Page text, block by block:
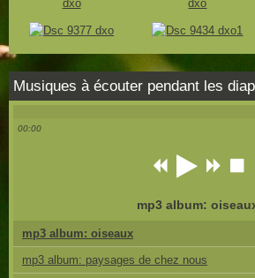
Musiques à écouter pendant les
00:00
mp3 album:
mp3 album: oiseaux
mp3 album: paysages de chez nous